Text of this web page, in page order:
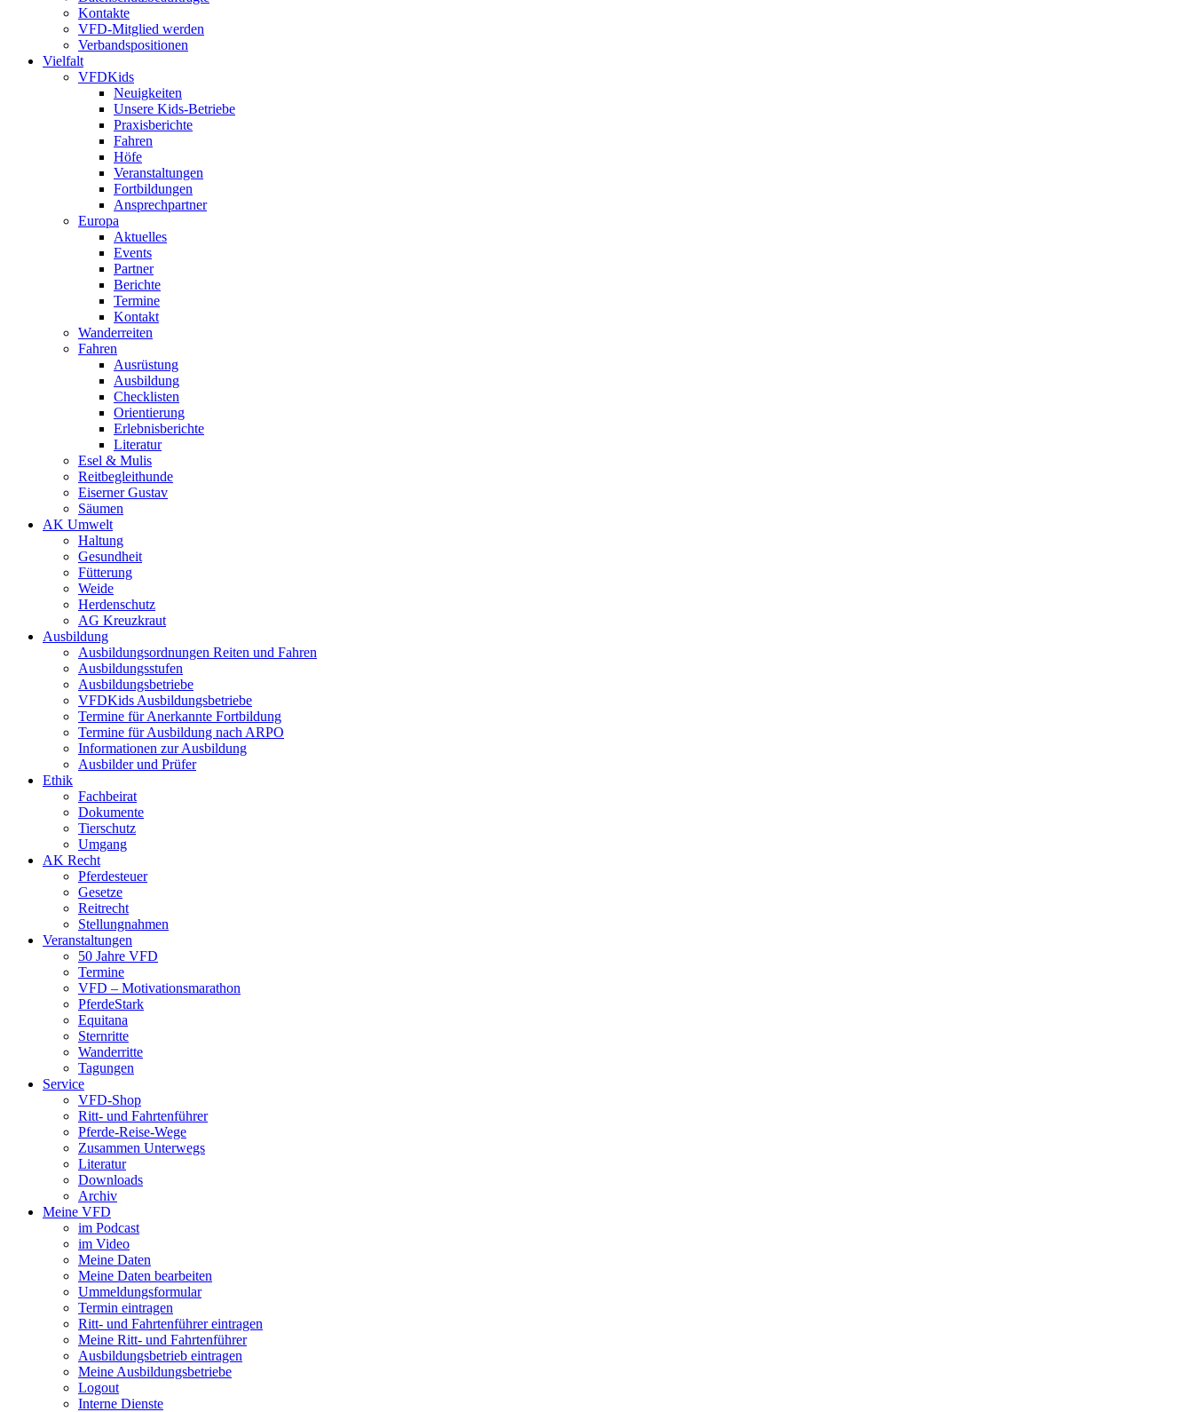
Kontakte
VFD-Mitglied werden
Verbandspositionen
Vielfalt
VFDKids
Neuigkeiten
Unsere Kids-Betriebe
Praxisberichte
Fahren
Höfe
Veranstaltungen
Fortbildungen
Ansprechpartner
Europa
Aktuelles
Events
Partner
Berichte
Termine
Kontakt
Wanderreiten
Fahren
Ausrüstung
Ausbildung
Checklisten
Orientierung
Erlebnisberichte
Literatur
Esel & Mulis
Reitbegleithunde
Eiserner Gustav
Säumen
AK Umwelt
Haltung
Gesundheit
Fütterung
Weide
Herdenschutz
AG Kreuzkraut
Ausbildung
Ausbildungsordnungen Reiten und Fahren
Ausbildungsstufen
Ausbildungsbetriebe
VFDKids Ausbildungsbetriebe
Termine für Anerkannte Fortbildung
Termine für Ausbildung nach ARPO
Informationen zur Ausbildung
Ausbilder und Prüfer
Ethik
Fachbeirat
Dokumente
Tierschutz
Umgang
AK Recht
Pferdesteuer
Gesetze
Reitrecht
Stellungnahmen
Veranstaltungen
50 Jahre VFD
Termine
VFD – Motivationsmarathon
PferdeStark
Equitana
Sternritte
Wanderritte
Tagungen
Service
VFD-Shop
Ritt- und Fahrtenführer
Pferde-Reise-Wege
Zusammen Unterwegs
Literatur
Downloads
Archiv
Meine VFD
im Podcast
im Video
Meine Daten
Meine Daten bearbeiten
Ummeldungsformular
Termin eintragen
Ritt- und Fahrtenführer eintragen
Meine Ritt- und Fahrtenführer
Ausbildungsbetrieb eintragen
Meine Ausbildungsbetriebe
Logout
Interne Dienste